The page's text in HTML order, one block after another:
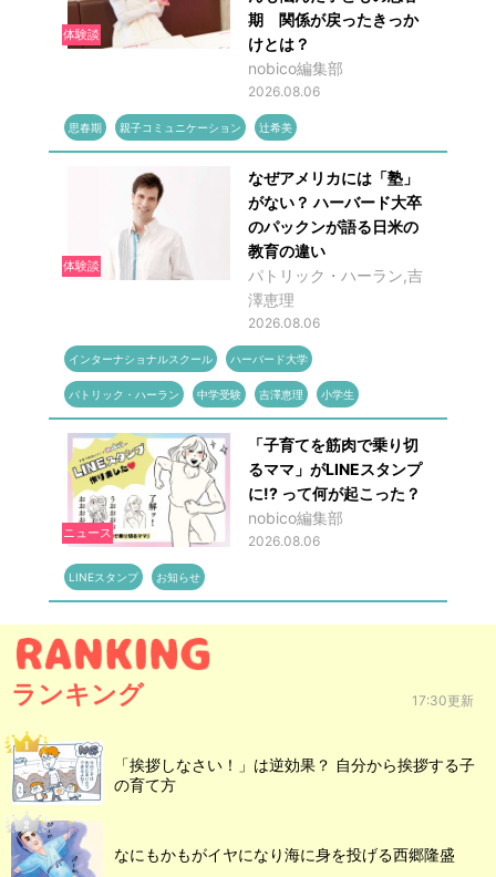
体験談
期 関係が戻ったきっか
けとは？
nobico編集部
2026.08.06
思春期 親子コミュニケーション 辻希美
体験談
なぜアメリカには「塾」
がない？ ハーバード大卒
のパックンが語る日米の
教育の違い
パトリック・ハーラン,吉
澤恵理
2026.08.06
インターナショナルスクール ハーバード大学
パトリック・ハーラン 中学受験 吉澤恵理 小学生
ニュース
「子育てを筋肉で乗り切
るママ」がLINEスタンプ
に!? って何が起こった？
nobico編集部
2026.08.06
LINEスタンプ お知らせ
ランキング 17:30更新
「挨拶しなさい！」は逆効果？ 自分から挨拶する子
の育て方
なにもかもがイヤになり海に身を投げる西郷隆盛